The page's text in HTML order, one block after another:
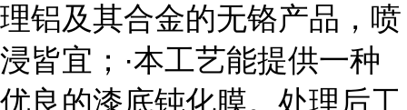
理铝及其合金的无铬产品，喷
浸皆宜；·本工艺能提供一种
优良的漆底钝化膜。处理后工